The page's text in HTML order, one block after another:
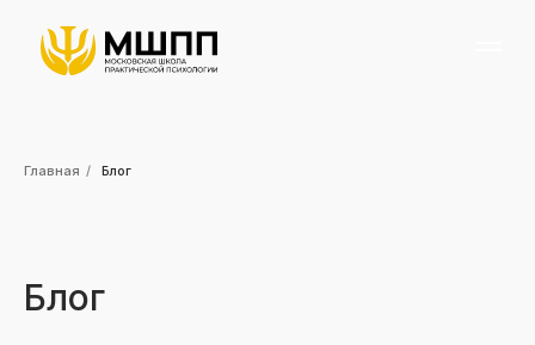
Главная / Блог
Блог